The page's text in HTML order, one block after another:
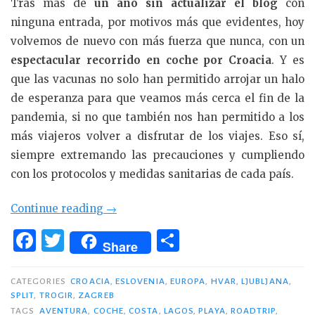
Tras más de un año sin actualizar el blog con
ninguna entrada, por motivos más que evidentes, hoy
volvemos de nuevo con más fuerza que nunca, con un
espectacular recorrido en coche por Croacia. Y es
que las vacunas no solo han permitido arrojar un halo
de esperanza para que veamos más cerca el fin de la
pandemia, si no que también nos han permitido a los
más viajeros volver a disfrutar de los viajes. Eso sí,
siempre extremando las precauciones y cumpliendo
con los protocolos y medidas sanitarias de cada país.
Continue reading «Roadtrip:
en
por
→
F
c
e
T
w
it
te
Share
m
p
CATEGORIES CROACIA, ESLOVENIA, EUROPA, HVAR,LJUBLJANA,
SPLIT, TROGIR, ZAGREB
TAGS
AVENTURA, COCHE,COSTA, LAGOS,PLAYA, ROADTRIP,